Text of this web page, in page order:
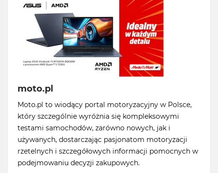
moto.pl
Moto.pl to wiodący portal motoryzacyjny w Polsce,
który szczególnie wyróżnia się kompleksowymi
testami samochodów, zarówno nowych, jak i
używanych, dostarczając pasjonatom motoryzacji
rzetelnych i szczegółowych informacji pomocnych w
podejmowaniu decyzji zakupowych.